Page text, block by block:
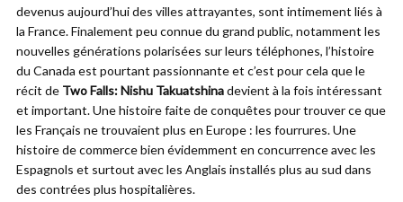
devenus aujourd’hui des villes attrayantes, sont intimement liés à
la France. Finalement peu connue du grand public, notamment les
nouvelles générations polarisées sur leurs téléphones, l’histoire
du Canada est pourtant passionnante et c’est pour cela que le
récit de Two Falls: Nishu Takuatshinadevient à la fois intéressant
et important. Une histoire faite de conquêtes pour trouver ce que
les Français ne trouvaient plus en Europe : les fourrures. Une
histoire de commerce bien évidemment en concurrence avec les
Espagnols et surtout avec les Anglais installés plus au sud dans
des contrées plus hospitalières.